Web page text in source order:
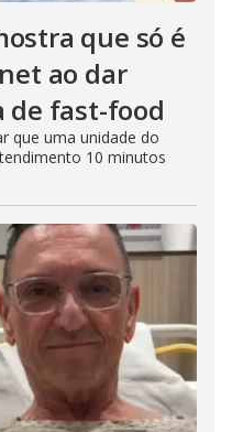
que só é
ao dar
de fast-food
que uma unidade do
10 minutos